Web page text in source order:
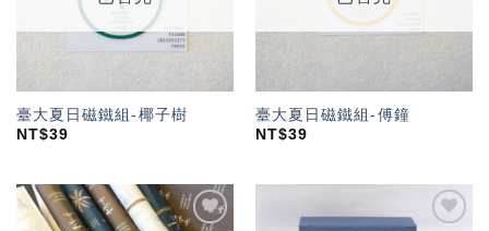
臺大夏日磁鐵組-椰子樹
NT$39
臺大夏日磁鐵組-傅鐘
NT$39